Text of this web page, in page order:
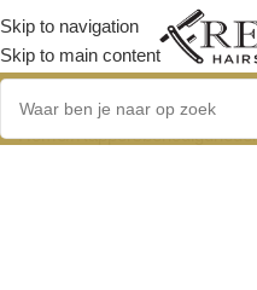
Skip to navigation
Skip to main content
Home/